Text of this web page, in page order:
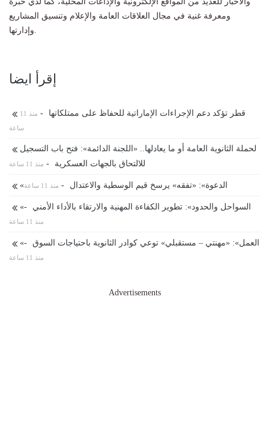
ومعرفة غنية في مجال العلاقات العامة والإعلام وتنسيق المشاريع
وإدارتها.
إقرأ ايضا
قطر تؤكد دعم الإجراءات الإماراتية للحفاظ على ممتلكاتها -
منذ 11
ساعة
للالتحاق بالجهات العسكرية
- منذ 11 ساعة
«الدعوة»: «تفقه» يرسخ قيم الوسطية والاعتدال - منذ 11 ساعة
«السواحل والحدود»: تطوير الكفاءة المهنية والارتقاء بالأداء الأمني -
منذ 11 ساعة
«العمل»: «مهنتي – مستقبلي» توعي كوادر الثانوية باحتياجات السوق -
منذ 11 ساعة
Advertisements